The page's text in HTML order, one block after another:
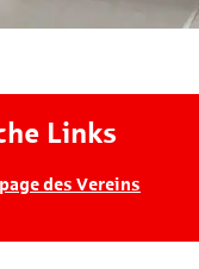
Links
des Vereins